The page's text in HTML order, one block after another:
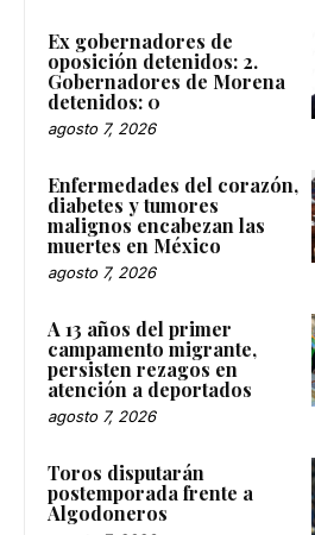
Ex gobernadores de
oposición detenidos: 2.
Gobernadores de Morena
detenidos: 0
agosto 7, 2026
Enfermedades del corazón,
diabetes y tumores
malignos encabezan las
muertes en México
agosto 7, 2026
A 13 años del primer
campamento migrante,
persisten rezagos en
atención a deportados
agosto 7, 2026
Toros disputarán
postemporada frente a
Algodoneros